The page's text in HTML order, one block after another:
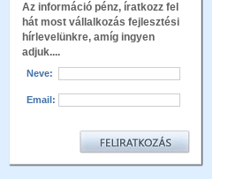
Az információ pénz, íratkozz fel
hát most vállalkozás fejlesztési
hírlevelünkre, amíg ingyen
adjuk....
Neve:
Email: